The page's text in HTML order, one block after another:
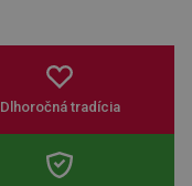
Dlhoročná tradícia